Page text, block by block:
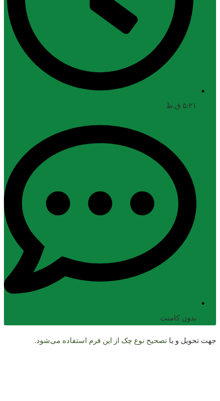
۵:۲۱ ق.ظ
بدون کامنت
جهت تحویل و یا تصحیح نوع چک از این فرم استفاده می‌شود.